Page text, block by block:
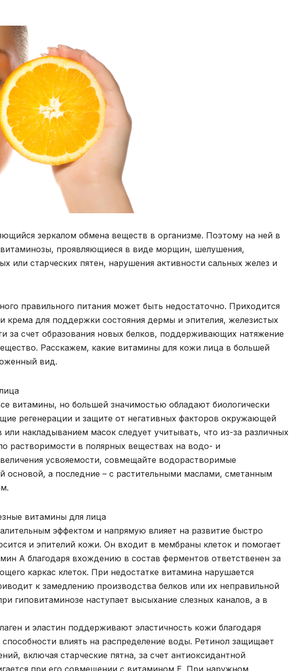
зеркалом обмена веществ в организме. Поэтому на ней в
проявляющиеся в виде морщин, шелушения,
или старческих пятен, нарушения активности сальных желез и
правильного питания может быть недостаточно. Приходится
крема для поддержки состояния дермы и эпителия, железистых
за счет образования новых белков, поддерживающих натяжение
Расскажем, какие витамины для кожи лица в большей
вид.
витамины, но большей значимостью обладают биологически
регенерации и защите от негативных факторов окружающей
накладыванием масок следует учитывать, что из-за различных
растворимости в полярных веществах на водо- и
усвояемости, совмещайте водорастворимые
основой, а последние – с растительными маслами, сметанным
витамины для лица
эффектом и напрямую влияет на развитие быстро
и эпителий кожи. Он входит в мембраны клеток и помогает
А благодаря вхождению в состав ферментов ответственен за
каркас клеток. При недостатке витамина нарушается
к замедлению производства белков или их неправильной
гиповитаминозе наступает высыхание слезных каналов, а в
и эластин поддерживают эластичность кожи благодаря
влиять на распределение воды. Ретинол защищает
включая старческие пятна, за счет антиоксидантной
при его совмещении с витамином Е. При наружном